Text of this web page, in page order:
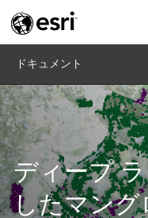
ドキュメント
ディープ
したマング